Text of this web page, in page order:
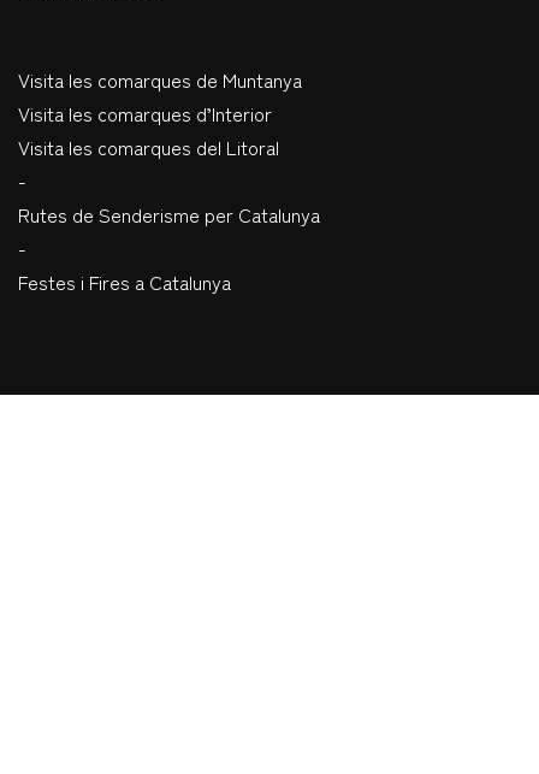
Visita les comarques de Muntanya
Visita les comarques d’Interior
Visita les comarques del Litoral
-
Rutes de Senderisme per Catalunya
-
Festes i Fires a Catalunya